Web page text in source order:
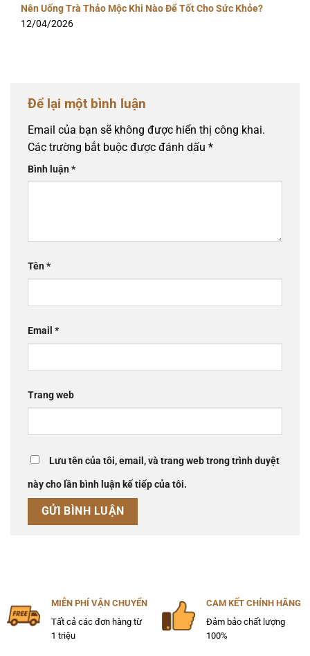
Nên Uống Trà Thảo Mộc Khi Nào Để Tốt Cho Sức Khỏe?
12/04/2026
Để lại một bình luận
Email của bạn sẽ không được hiển thị công khai.
Các trường bắt buộc được đánh dấu *
Bình luận*
Tên*
Email *
Trang web
Lưu tên của tôi, email, và trang web trong trình duyệt
này cho lần bình luận kế tiếp của tôi.
MIỄN PHÍ VẬN CHUYỂN
Tất cả các đơn hàng từ
1 triệu
CAM KẾT CHÍNH HÃNG
Đảm bảo chất lượng
100%